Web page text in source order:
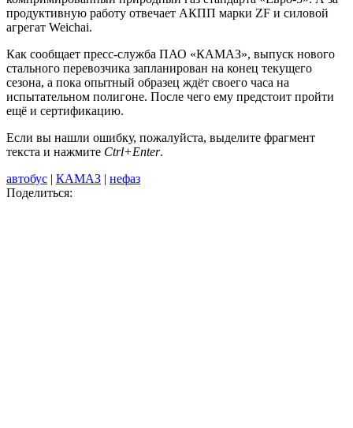
продуктивную работу отвечает АКПП марки ZF и силовой
агрегат Weichai.
Как сообщает пресс-служба ПАО «КАМАЗ», выпуск нового
стального перевозчика запланирован на конец текущего
сезона, а пока опытный образец ждёт своего часа на
испытательном полигоне. После чего ему предстоит пройти
ещё и сертификацию.
Если вы нашли ошибку, пожалуйста, выделите фрагмент
текста и нажмите Ctrl+Enter.
автобус | КАМАЗ | нефаз
Поделиться: